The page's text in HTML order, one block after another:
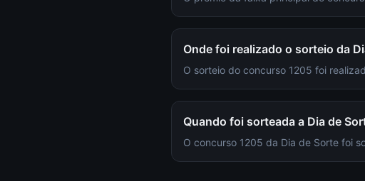
Onde foi realizado o sorteio da
O sorteio do concurso 1205 foi
Quando foi sorteada a Dia de
O concurso 1205 da Dia de Sorte foi